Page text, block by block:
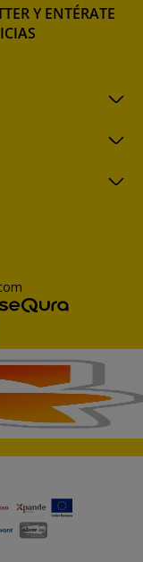
Y ENTÉRATE